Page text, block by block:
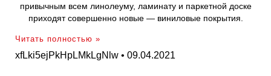
привычным всем линолеуму, ламинату и паркетной доске
приходят совершенно новые — виниловые покрытия.
Читать полностью »
xfLki5ejPkHpLMkLgNlw 09.04.2021